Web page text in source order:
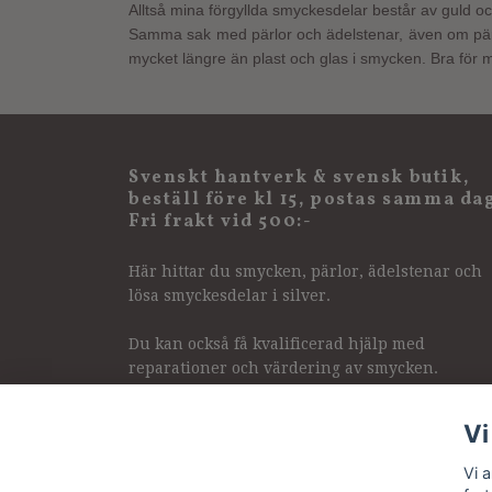
Alltså mina förgyllda smyckesdelar består av guld
Samma sak med pärlor och ädelstenar, även om
mycket längre än plast och glas i smycken. Bra för
Svenskt hantverk & svensk butik,
beställ före kl 15, postas samma
Fri frakt vid 500:-
Här hittar du smycken, pärlor, ädelstenar och
lösa smyckesdelar i silver.
Du kan också få kvalificerad hjälp med
reparationer och värdering av smycken.
Vi